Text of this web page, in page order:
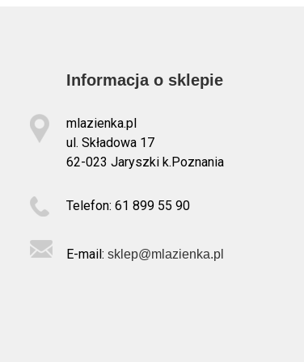
Informacja o sklepie
mlazienka.pl
ul. Składowa 17
62-023 Jaryszki k.Poznania
Telefon: 61 899 55 90
E-mail: sklep@mlazienka.pl